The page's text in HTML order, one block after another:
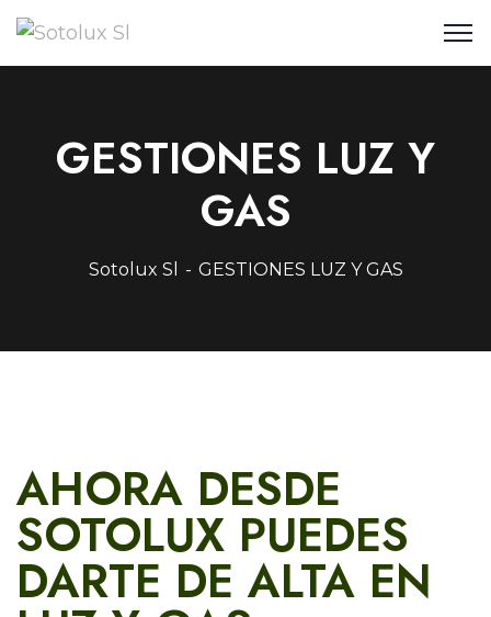
GESTIONES LUZ Y
GAS
Sotolux Sl GESTIONES LUZ Y GAS
AHORA DESDE
SOTOLUX PUEDES
DARTE DE ALTA EN